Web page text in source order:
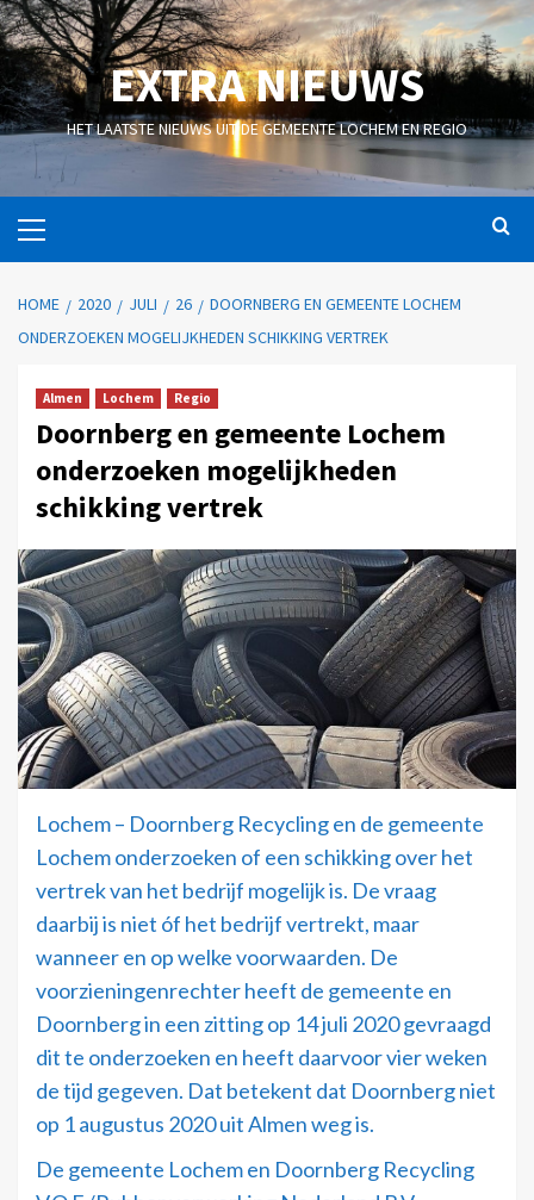
EXTRA NIEUWS
HET LAATSTE NIEUWS UIT DE GEMEENTE LOCHEM EN REGIO
HOME 2020 JULI 26
DOORNBERG EN GEMEENTE LOCHEM
ONDERZOEKEN MOGELIJKHEDEN SCHIKKING VERTREK
Almen Lochem Regio
Doornberg en gemeente Lochem
onderzoeken mogelijkheden
schikking vertrek
Lochem – Doornberg Recycling en de gemeente
Lochem onderzoeken of een schikking over het
vertrek van het bedrijf mogelijk is. De vraag
daarbij is niet óf het bedrijf vertrekt, maar
wanneer en op welke voorwaarden. De
voorzieningenrechter heeft de gemeente en
Doornberg in een zitting op 14 juli 2020 gevraagd
dit te onderzoeken en heeft daarvoor vier weken
de tijd gegeven. Dat betekent dat Doornberg niet
op 1 augustus 2020 uit Almen weg is.
De gemeente Lochem en Doornberg Recycling